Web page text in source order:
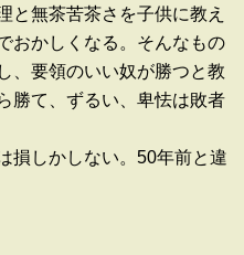
と無茶苦茶さを子供に教え
おかしくなる。そんなもの
、要領のいい奴が勝つと教
勝て、ずるい、卑怯は敗者
損しかしない。50年前と違